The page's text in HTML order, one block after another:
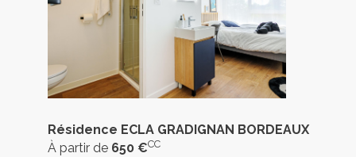
Résidence ECLA GRADIGNAN BORDEAUX
À partir de 650 €CC